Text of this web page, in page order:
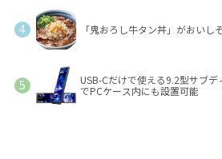
「鬼おろし牛タン丼」がおい
USB-Cだけで使える9.2型サブ
でPCケース内にも設置可能